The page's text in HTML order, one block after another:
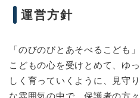
運営方針
「のびのびとあそべるこども
こどもの心を受けとめて、ゆ
しく育っていくように、見守
な雰囲気の中で、保護者の方